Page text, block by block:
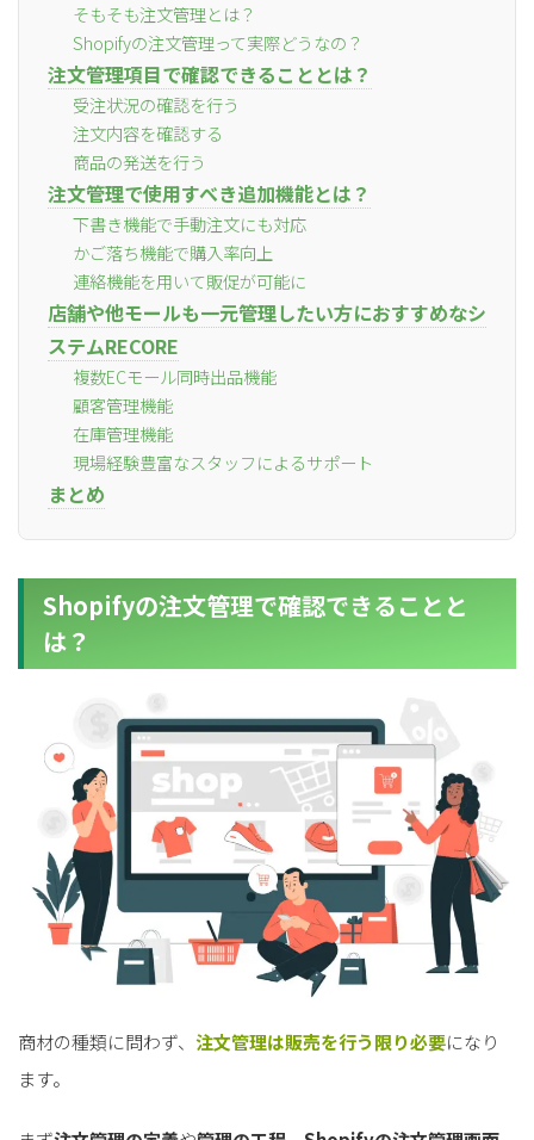
そもそも注文管理とは？
Shopifyの注文管理って実際どうなの？
注文管理項目で確認できることとは？
受注状況の確認を行う
注文内容を確認する
商品の発送を行う
注文管理で使用すべき追加機能とは？
下書き機能で手動注文にも対応
かご落ち機能で購入率向上
連絡機能を用いて販促が可能に
店舗や他モールも一元管理したい方におすすめなシ
ステムRECORE
複数ECモール同時出品機能
顧客管理機能
在庫管理機能
現場経験豊富なスタッフによるサポート
まとめ
Shopifyの注文管理で確認できることと
は？
商材の種類に問わず、 注文管理は販売を行う限り必要になり
ます。